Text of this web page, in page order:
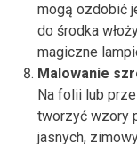
mogą ozdobić
do środka
magiczne
Malowanie
Na folii lub
tworzyć wzory
jasnych,